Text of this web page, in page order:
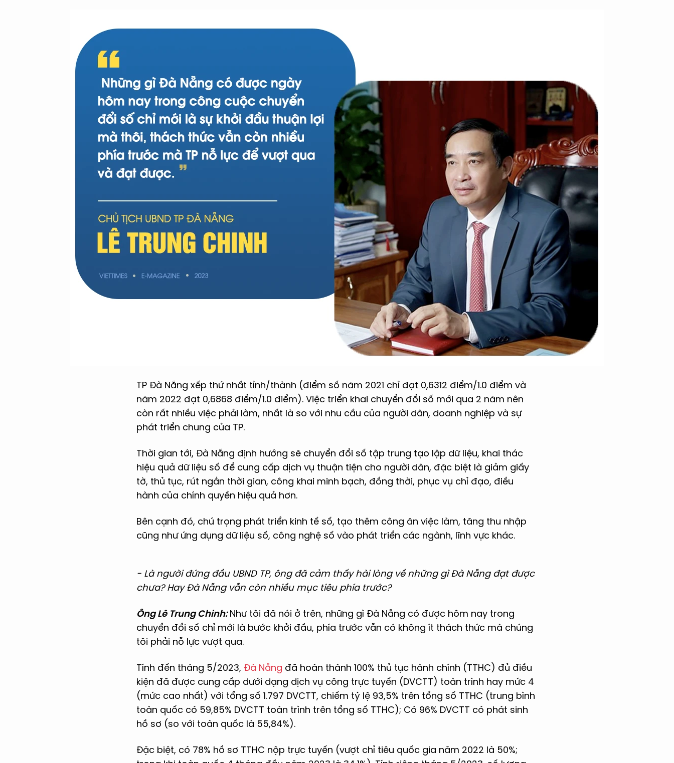
TP Đà Nẵng xếp thứ nhất tỉnh/thành (điểm số năm 2021 chỉ đạt 0,6312 điểm/1.0 điểm và
năm 2022 đạt 0,6868 điểm/1.0 điểm). Việc triển khai chuyển đổi số mới qua 2 năm nên
còn rất nhiều việc phải làm, nhất là so với nhu cầu của người dân, doanh nghiệp và sự
phát triển chung của TP.
Thời gian tới, Đà Nẵng định hướng sẽ chuyển đổi số tập trung tạo lập dữ liệu, khai thác
hiệu quả dữ liệu số để cung cấp dịch vụ thuận tiện cho người dân, đặc biệt là giảm giấy
tờ, thủ tục, rút ngắn thời gian, công khai minh bạch, đồng thời, phục vụ chỉ đạo, điều
hành của chính quyền hiệu quả hơn.
Bên cạnh đó, chú trọng phát triển kinh tế số, tạo thêm công ăn việc làm, tăng thu nhập
cũng như ứng dụng dữ liệu số, công nghệ số vào phát triển các ngành, lĩnh vực khác.
- Là người đứng đầu UBND TP, ông đã cảm thấy hài lòng về những gì Đà Nẵng đạt được
chưa? Hay Đà Nẵng vẫn còn nhiều mục tiêu phía trước?
Ông Lê Trung Chinh:Như tôi đã nói ở trên, những gì Đà Nẵng có được hôm nay trong
chuyển đổi số chỉ mới là bước khởi đầu, phía trước vẫn có không ít thách thức mà chúng
tôi phải nỗ lực vượt qua.
Tính đến tháng 5/2023, Đà Nẵng đã hoàn thành 100% thủ tục hành chính (TTHC) đủ điều
kiện đã được cung cấp dưới dạng dịch vụ công trực tuyến (DVCTT) toàn trình hay mức 4
(mức cao nhất) với tổng số 1.797 DVCTT, chiếm tỷ lệ 93,5% trên tổng số TTHC (trung bình
toàn quốc có 59,85% DVCTT toàn trình trên tổng số TTHC); Có 96% DVCTT có phát sinh
hồ sơ (so với toàn quốc là 55,84%).
Đặc biệt, có 78% hồ sơ TTHC nộp trực tuyến (vượt chỉ tiêu quốc gia năm 2022 là 50%;